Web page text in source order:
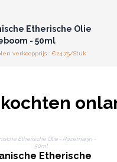
Etherische Olie
- 50ml
verkoopprijs : €24.75/Stuk
Etherische